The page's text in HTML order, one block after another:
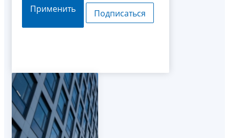
Применить Подписаться